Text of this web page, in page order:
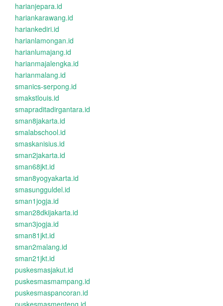
harianjepara.id
hariankarawang.id
hariankediri.id
harianlamongan.id
harianlumajang.id
harianmajalengka.id
harianmalang.id
smanics-serpong.id
smakstlouis.id
smapraditadirgantara.id
sman8jakarta.id
smalabschool.id
smaskanisius.id
sman2jakarta.id
sman68jkt.id
sman8yogyakarta.id
smasungguldel.id
sman1jogja.id
sman28dkijakarta.id
sman3jogja.id
sman81jkt.id
sman2malang.id
sman21jkt.id
puskesmasjakut.id
puskesmasmampang.id
puskesmaspancoran.id
puskesmasmenteng.id